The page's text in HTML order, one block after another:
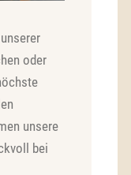
oder
unsere
bei